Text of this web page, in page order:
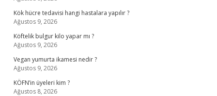
Kök hücre tedavisi hangi hastalara yapılır ?
Ağustos 9, 2026
Köftelik bulgur kilo yapar mı ?
Ağustos 9, 2026
Vegan yumurta ikamesi nedir ?
Ağustos 9, 2026
KÖFN’in üyeleri kim ?
Ağustos 8, 2026